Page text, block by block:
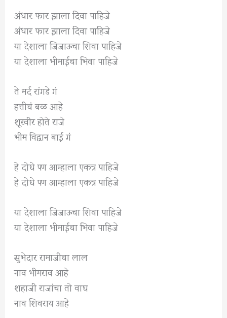
अंधार फार झाला दिवा पाहिजे
अंधार फार झाला दिवा पाहिजे
या देशाला जिजाऊचा शिवा पाहिजे
या देशाला भीमाईचा भिवा पाहिजे
ते मर्द रांगडे गं
हत्तीचं बळ आहे
शूरवीर होते राजे
भीम विद्वान बाई गं
हे दोघे पण आम्हाला एकत्र पाहिजे
हे दोघे पण आम्हाला एकत्र पाहिजे
या देशाला जिजाऊचा शिवा पाहिजे
या देशाला भीमाईचा भिवा पाहिजे
सुभेदार रामाजीचा लाल
नाव भीमराव आहे
शहाजी राजांचा तो वाघ
नाव शिवराय आहे